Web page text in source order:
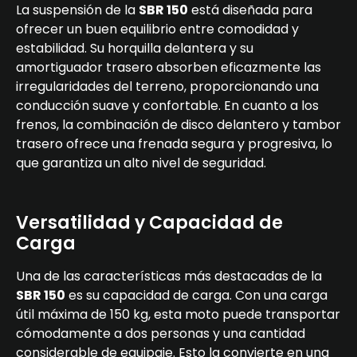
La suspensión de la SBR 150 está diseñada para
ofrecer un buen equilibrio entre comodidad y
estabilidad. Su horquilla delantera y su
amortiguador trasero absorben eficazmente las
irregularidades del terreno, proporcionando una
conducción suave y confortable. En cuanto a los
frenos, la combinación de disco delantero y tambor
trasero ofrece una frenada segura y progresiva, lo
que garantiza un alto nivel de seguridad.
Versatilidad y Capacidad de
Carga
Una de las características más destacadas de la
SBR 150 es su capacidad de carga. Con una carga
útil máxima de 150 kg, esta moto puede transportar
cómodamente a dos personas y una cantidad
considerable de equipaje. Esto la convierte en una